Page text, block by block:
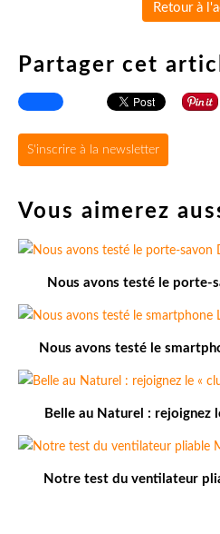
Retour à
Partager cet
S'inscrire à la newsletter
Vous aimerez
Nous avons testé le porte-
Nous avons testé le
Belle au Naturel : rejoignez
Notre test du ventilateur